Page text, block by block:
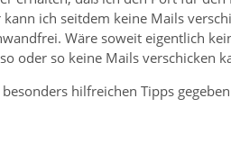
ich seitdem keine Mails
Wäre soweit eigentlich
oder so keine Mails verschicken
hilfreichen Tipps